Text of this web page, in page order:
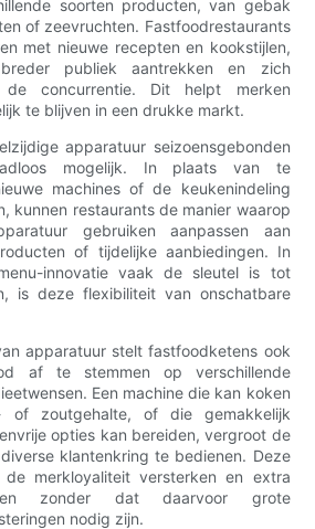
soorten producten, van gebak
of zeevruchten. Fastfoodrestaurants
met nieuwe recepten en kookstijlen,
publiek aantrekken en zich
de concurrentie. Dit helpt merken
te blijven in een drukke markt.
apparatuur seizoensgebonden
mogelijk. In plaats van te
machines of de keukenindeling
kunnen restaurants de manier waarop
gebruiken aanpassen aan
of tijdelijke aanbiedingen. In
innovatie vaak de sleutel is tot
is deze flexibiliteit van onschatbare
apparatuur stelt fastfoodketens ook
af te stemmen op verschillende
Een machine die kan koken
zoutgehalte, of die gemakkelijk
opties kan bereiden, vergroot de
klantenkring te bedienen. Deze
de merkloyaliteit versterken en extra
zonder dat daarvoor grote
nodig zijn.